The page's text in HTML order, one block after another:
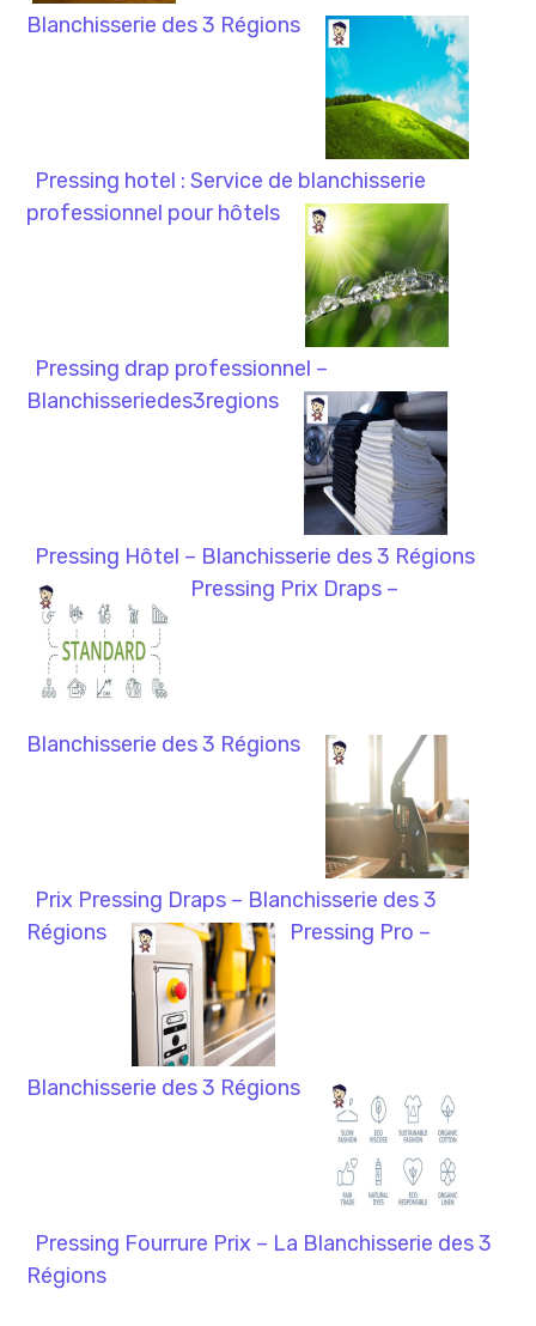
Blanchisserie des 3 Régions
Pressing hotel : Service de blanchisserie
professionnel pour hôtels
Pressing drap professionnel –
Blanchisseriedes3regions
Pressing Hôtel – Blanchisserie des 3 Régions
Pressing Prix Draps –
Blanchisserie des 3 Régions
Prix Pressing Draps – Blanchisserie des 3
Régions
Pressing Pro –
Blanchisserie des 3 Régions
Pressing Fourrure Prix – La Blanchisserie des 3
Régions